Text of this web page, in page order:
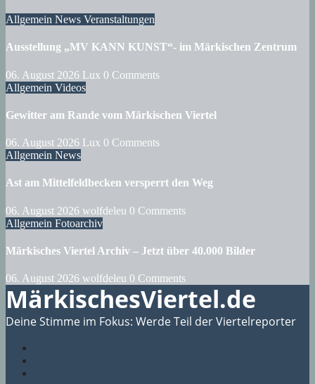
Allgemein News Veranstaltungen
Ausstellung „MV KANN KUNST“- im Märkischen Zentrum
06. August 2026 Lux 0 Comments
Allgemein Videos
Gewitter am Rande vom Märkischen Viertel
06. August 2026 Lux 0 Comments
Allgemein News
Ast am Mittelfeldbecken versperrt den Weg
06. August 2026 wolfdeleu 0 Comments
Allgemein Fotoarchiv
Märkisches Viertel Archiv – Jetzt über 40.000 Bilder
06. August 2026 wolfdeleu 0 Comments
MärkischesViertel.de
Deine Stimme im Fokus: Werde Teil der Viertelreporter